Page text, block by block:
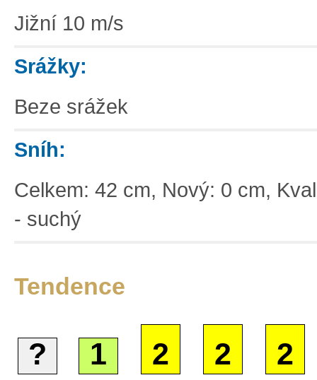
Jižní 10 m/s
Srážky:
Beze srážek
Sníh:
Celkem: 42 cm, Nový: 0 cm,
- suchý
Tendence
? 1 2 2 2